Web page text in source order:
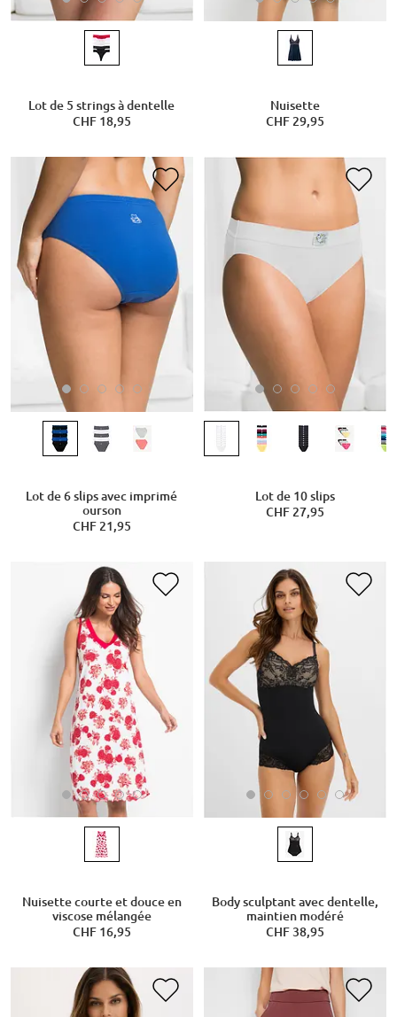
Lot de 5 strings à dentelle
CHF 18,95
Nuisette
CHF 29,95
Lot de 6 slips avec imprimé
ourson
CHF 21,95
Lot de 10 slips
CHF 27,95
Nuisette courte et douce en
viscose mélangée
CHF 16,95
Body sculptant avec dentelle,
maintien modéré
CHF 38,95